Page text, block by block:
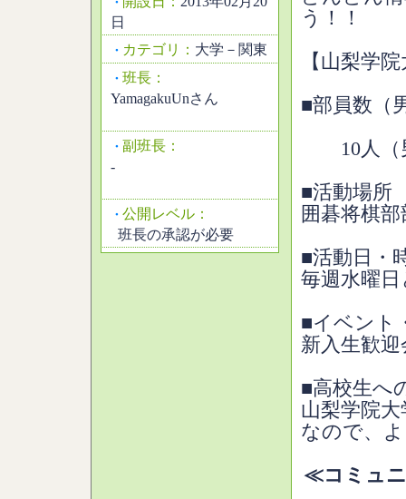
日
・ カテゴリ： 大学－関東
・ 班長：
YamagakuUnさん
・ 副班長：
-
・ 公開レベル：
班長の承認が必要
う！！
【山梨学
■部員数（
10人（
■活動場所
囲碁将棋部
■活動日・
毎週水曜日
■イベント
新入生歓
■高校生へ
山梨学院
なので、
≪コミュ